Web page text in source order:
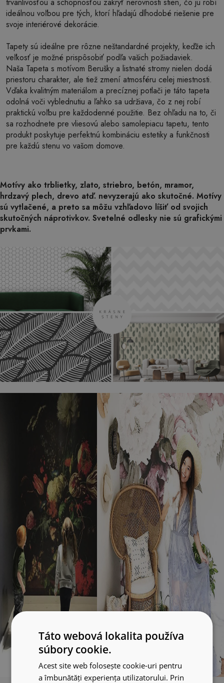
trvanlivosťou a schopnosťou zakryť nerovnosti stien, čo ju robí
ideálnou voľbou pre tých, ktorí hľadajú dlhodobé riešenie pre
svoje interiérové dekorácie.
Tapety sú ideálne pre rôzne neštandardné projekty, keďže ich
veľkosť je možné prispôsobiť podľa vašich požiadaviek.
Naša Tapeta s motívom Berušky a listnaté stromy nielen dodá
priestoru charakter, ale tiež zmení atmosféru celej miestnosti.
Vďaka kvalitným materiálom a precíznej potlači je táto tapeta
odolná voči vyblednutiu a ľahko sa udržiava, čo z nej robí
praktickú voľbu pre každodenné použitie. Bez ohľadu na to, či
sa rozhodnete pre vliesovú alebo samolepiacu tapetu, tento
produkt poskytuje perfektnú kombináciu estetiky a funkčnosti
pre každú stenu vo vašom domove.
Motívy ako trblietky, zlato, striebro, betón, mramor,
hrdzavý plech, drevo atď. nevyzerajú ako skutočné. Motívy
sú vytlačené, a preto sa môžu vzhľadovo líšiť od svojich
skutočných náprotivkov. Svetelné odlesky nie sú grafickými
prvkami.
Táto webová lokalita používa
súbory cookie.
Acest site web folosește cookie-uri pentru
a îmbunătăți experiența utilizatorului. Prin